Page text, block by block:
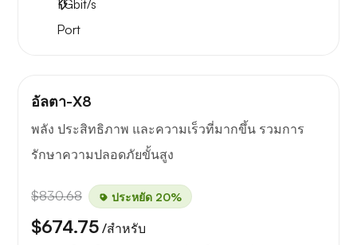
1Gbit/s
Port
อัลตา-X8
พลัง ประสิทธิภาพ และความเร็วที่มากขึ้น รวมการ
รักษาความปลอดภัยขั้นสูง
$830.68 ประหยัด 20%
$674.75 /สำหรับ